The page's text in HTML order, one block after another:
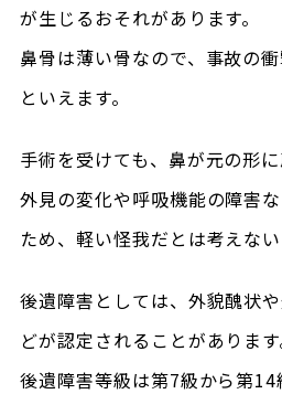
が生じるおそれがあります。
鼻骨は薄い骨なので、事故の
といえます。
手術を受けても、鼻が元の形に
外見の変化や呼吸機能の障害
ため、軽い怪我だとは考えな
後遺障害としては、外貌醜状
どが認定されることがあります
後遺障害等級は第7級から第